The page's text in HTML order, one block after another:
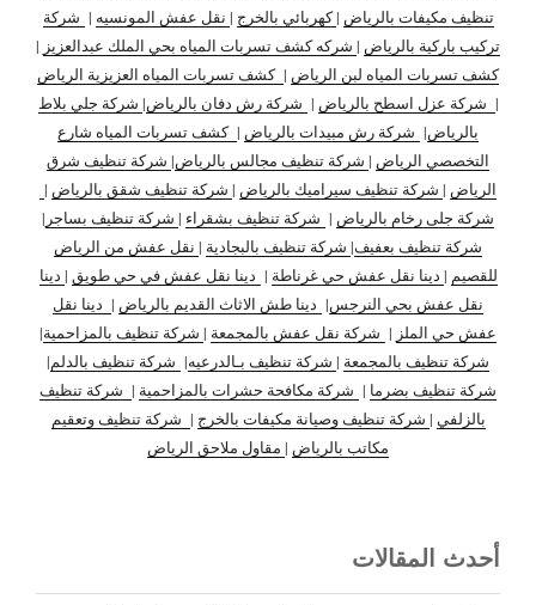
تنظيف مكيفات بالرياض |كهربائي بالخرج | نقل عفش المونسيه | شركة
تركيب باركية بالرياض | شركه كشف تسربات المياه بحي الملك عبدالعزيز |
كشف تسربات المياه لبن الرياض | كشف تسربات المياه العزيزية الرياض
| شركة عزل اسطح بالرياض | شركة رش دفان بالرياض| شركة جلي بلاط
بالرياض| شركة رش مبيدات بالرياض | كشف تسربات المياه شارع
التخصصي الرياض | شركة تنظيف مجالس بالرياض| شركة تنظيف شرق
الرياض | شركة تنظيف سيراميك بالرياض | شركة تنظيف شقق بالرياض |
شركة جلى رخام بالرياض | شركة تنظيف بشقراء | شركة تنظيف بساجر |
شركة تنظيف بعفيف| شركة تنظيف بالبجادية | نقل عفش من الرياض
للقصيم | دينا نقل عفش حي غرناطة | دينا نقل عفش في حي طويق | دينا
نقل عفش بحي النرجس| دينا طش الاثاث القديم بالرياض | دينا نقل
عفش حي الملز | شركة نقل عفش بالمجمعة | شركة تنظيف بالمزاحمية|
شركة تنظيف بالمجمعة | شركة تنظيف بـالدرعيه| شركة تنظيف بالدلم|
شركة تنظيف بضرما | شركة مكافحة حشرات بالمزاحمية | شركة تنظيف
بالزلفي | شركة تنظيف وصيانة مكيفات بالخرج | شركة تنظيف وتعقيم
مكاتب بالرياض | مقاول ملاحق الرياض
أحدث المقالات